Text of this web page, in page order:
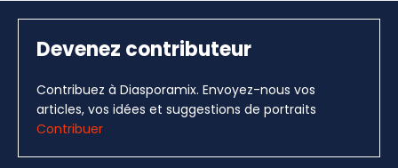
Devenez contributeur
Contribuez à Diasporamix. Envoyez-nous vos
articles, vos idées et suggestions de portraits
Contribuer